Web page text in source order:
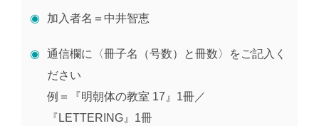
加入者名＝中井智恵
通信欄に〈冊子名（号数）と冊数〉をご記入く
ださい
例＝『明朝体の教室 17』1冊／
『LETTERING』1冊